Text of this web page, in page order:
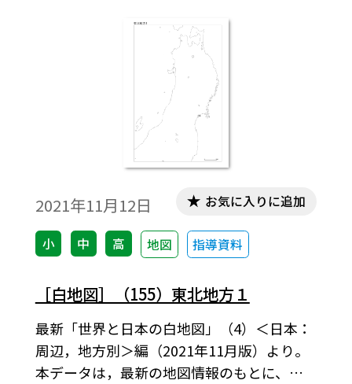
2021年11月12日
小 中 高 地図 指導資料
お気に入りに追加
［白地図］（155）東北地方１
最新「世界と日本の白地図」（4）＜日本：
周辺，地方別＞編（2021年11月版）より。
本データは，最新の地図情報のもとに、高